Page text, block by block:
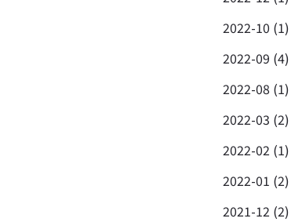
2022-10 (1)
2022-09 (4)
2022-08 (1)
2022-03 (2)
2022-02 (1)
2022-01 (2)
2021-12 (2)